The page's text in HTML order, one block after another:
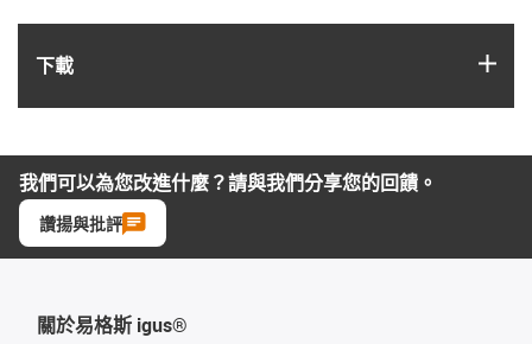
下載
我們可以為您改進什麼？請與我們分享您的回饋。
讚揚與批評
關於易格斯 igus®